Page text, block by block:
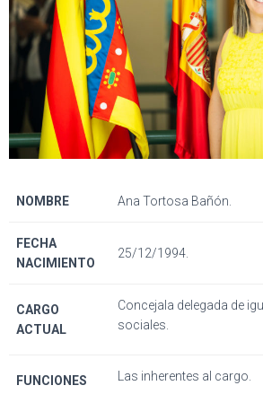
NOMBRE Ana Tortosa Bañón.
FECHA
NACIMIENTO
25/12/1994.
CARGO
ACTUAL
Concejala delegada de
sociales.
FUNCIONES Las inherentes al cargo.